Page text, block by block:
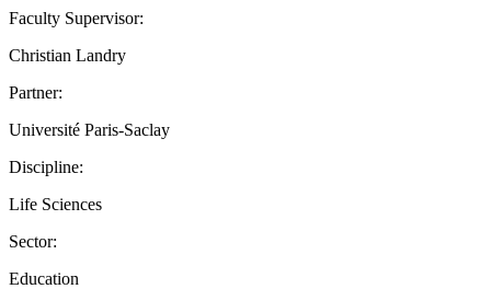
Faculty Supervisor:
Christian Landry
Partner:
Université Paris-Saclay
Discipline:
Life Sciences
Sector:
Education